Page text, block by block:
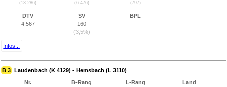
(13.286) (6.476) (797)
DTV
4.567
SV
160
(3,5%)
BPL
Infos...
B 3 Laudenbach (K 4129) - Hemsbach (L 3110)
Nr.
B-Rang
L-Rang
Land